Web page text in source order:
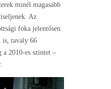
minél magasabb
Az
foka jelentősen
is, tavaly 66
a 2010-es szintet –